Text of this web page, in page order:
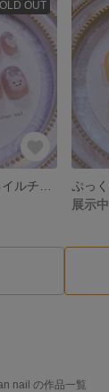
OUT
展示中
nail の作品一覧